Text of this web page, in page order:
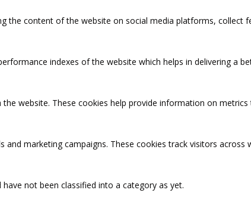
the content of the website on social media platforms, collect
indexes of the website which helps in delivering a
website. These cookies help provide information on
marketing campaigns. These cookies track visitors
not been classified into a category as yet.